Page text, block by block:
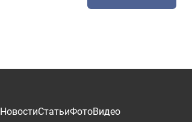
НовостиСтатьиФотоВидео